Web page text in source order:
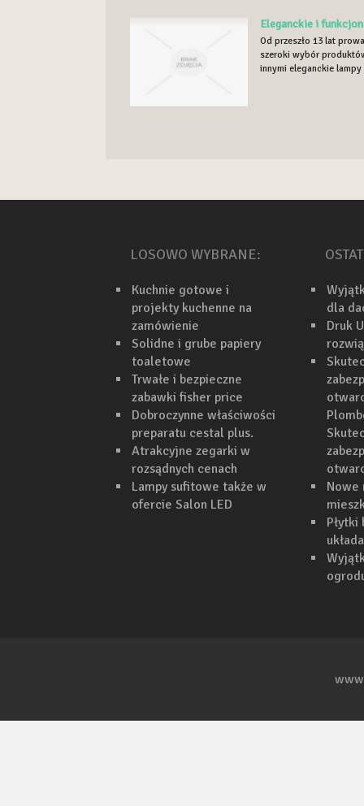
Eleganckie i
Od przeszło 13 lat
szeroki wybór
innymi eleganckie
LOSOWO WYBRANE:
Kuchnie gotowe i
projekty kuchenne na
zamówienie
Solidne i grube papiery
toaletowe
Trwałe i bezpieczne
zabawki fisher price
Dobroczynne właściwości
preparatu cestal plus.
Atrakcyjne zegarki w
rozsądnych cenach
Lampy sufitowe także w
ofercie Salon LED
dla
Druk
Nowe